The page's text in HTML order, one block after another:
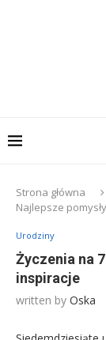
Strona główna
Najlepsze
Urodziny
Życzenia na
inspiracje
written by Oska